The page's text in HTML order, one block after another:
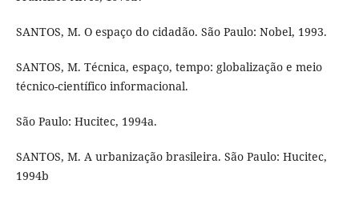
SANTOS, M. O espaço do cidadão. São Paulo: Nobel, 1993.
SANTOS, M. Técnica, espaço, tempo: globalização e meio
técnico-científico informacional.
São Paulo: Hucitec, 1994a.
SANTOS, M. A urbanização brasileira. São Paulo: Hucitec,
1994b